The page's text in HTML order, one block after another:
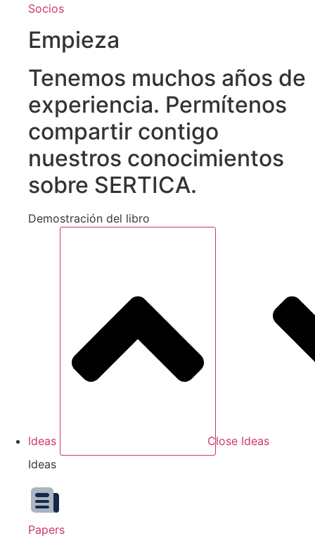
Socios
Empieza
Tenemos muchos años de
experiencia. Permítenos
compartir contigo
nuestros conocimientos
sobre SERTICA.
Demostración del libro
Ideas
Close Ideas
Ideas
Papers